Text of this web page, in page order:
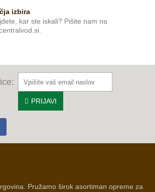
izbira
kar ste iskali? Pišite nam na
PRIJAVI
Pružamo širok asortiman opreme za